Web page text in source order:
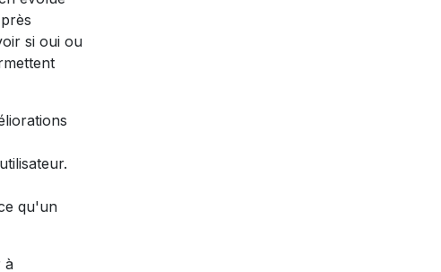
si oui ou
qu'un
à